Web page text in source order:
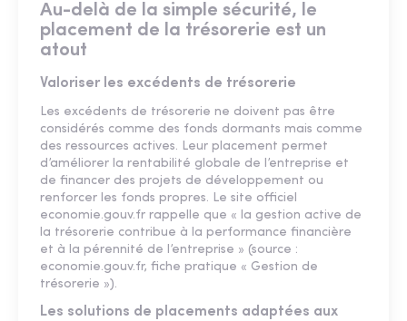
Au-delà de la simple sécurité, le
placement de la trésorerie est un
atout
Valoriser les excédents de trésorerie
Les excédents de trésorerie ne doivent pas être
considérés comme des fonds dormants mais comme
des ressources actives. Leur placement permet
d’améliorer la rentabilité globale de l’entreprise et
de financer des projets de développement ou
renforcer les fonds propres. Le site officiel
economie.gouv.fr rappelle que « la gestion active de
la trésorerie contribue à la performance financière
et à la pérennité de l’entreprise » (source :
economie.gouv.fr, fiche pratique « Gestion de
trésorerie »).
Les solutions de placements adaptées aux